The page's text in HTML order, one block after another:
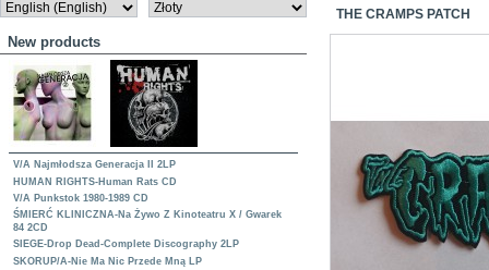
New products
V/A Najmłodsza Generacja II 2LP
HUMAN RIGHTS-Human Rats CD
V/A Punkstok 1980-1989 CD
ŚMIERĆ KLINICZNA-Na Żywo Z Kinoteatru X / Gwarek
84 2CD
SIEGE-Drop Dead-Complete Discography 2LP
SKORUP/A-Nie Ma Nic Przede Mną LP
THE CRAMPS PATCH